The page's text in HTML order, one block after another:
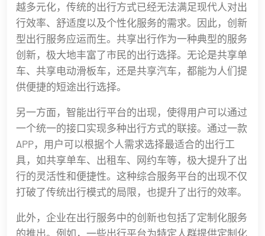
越多元化，传统的出行方式已经无法满足现代人对出
行效率、舒适度以及个性化服务的需求。因此，创新
型出行服务应运而生。共享出行作为一种典型的服务
创新，极大地丰富了市民的出行选择。无论是共享单
车、共享电动滑板车，还是共享汽车，都能为人们提
供便捷的短途出行选择。
另一方面，智能出行平台的出现，使得用户可以通过
一个统一的接口实现多种出行方式的联接。通过一款
APP，用户可以根据个人需求选择最适合的出行工
具，如共享单车、出租车、网约车等，极大提升了出
行的灵活性和便捷性。这种综合服务平台的出现不仅
打破了传统出行模式的局限，也提升了出行的效率。
此外，企业在出行服务中的创新也包括了定制化服务
的推出。例如，一些出行平台为特定人群提供定制化